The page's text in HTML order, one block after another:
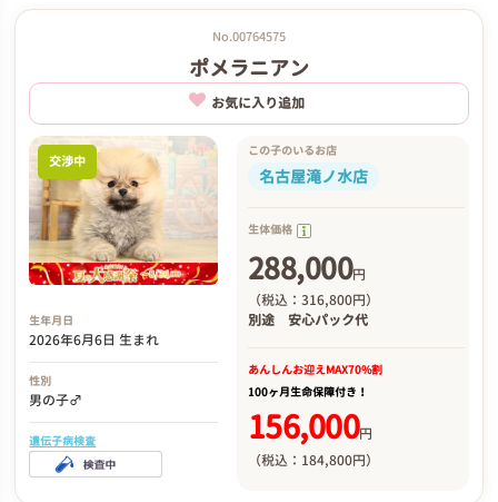
No.00764575
ポメラニアン
お気に入り追加
交渉中
生年月日
2026年6月6日 生まれ
性別
男の子♂
遺伝子病検査
この子のいるお店
名古屋滝ノ水店
生体価格
288,000円
（税込：316,800円）
別途 安心パック代
あんしんお迎えMAX70%割
100ヶ月生命保障付き！
156,000円
（税込：184,800円）